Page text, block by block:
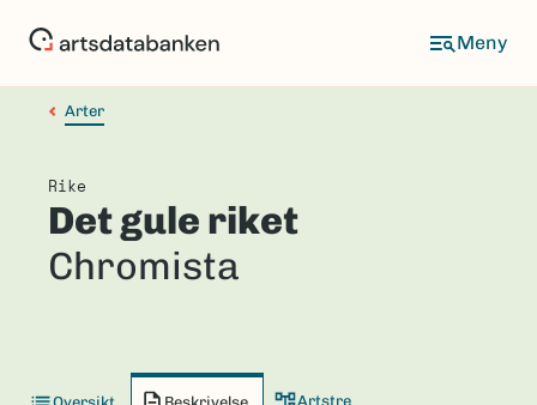
Arter
Rike
Det gule riket
Chromista
Oversikt Beskrivelse Artstre